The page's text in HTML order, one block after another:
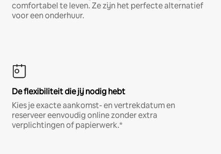
comfortabel te leven. Ze zijn het perfecte alternatief
voor een onderhuur.
De flexibiliteit die jij nodig hebt
Kies je exacte aankomst- en vertrekdatum en
reserveer eenvoudig online zonder extra
verplichtingen of papierwerk.*